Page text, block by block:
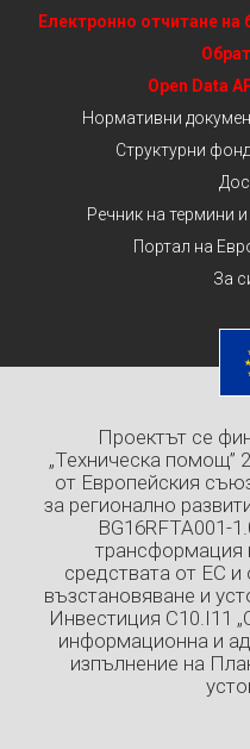
Електронно отчитане
Open Data
Нормативни
Структурни
Речник на термини
Портал на
За
Проектът се
„Техническа помощ”
от Европейския
за регионално
BG16RFTA001-
трансформация
средствата от ЕС
възстановяване и
Инвестиция C10.I11
информационна и
изпълнение на